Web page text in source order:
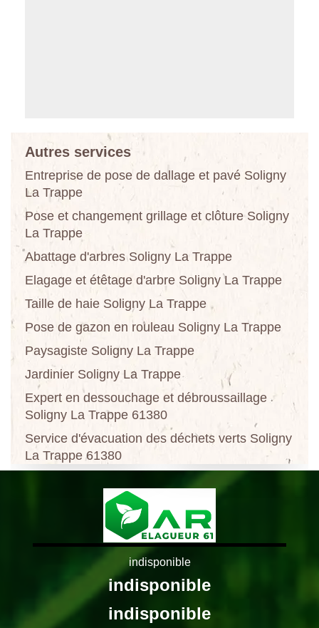
Autres services
Entreprise de pose de dallage et pavé Soligny
La Trappe
Pose et changement grillage et clôture Soligny
La Trappe
Abattage d'arbres Soligny La Trappe
Elagage et étêtage d'arbre Soligny La Trappe
Taille de haie Soligny La Trappe
Pose de gazon en rouleau Soligny La Trappe
Paysagiste Soligny La Trappe
Jardinier Soligny La Trappe
Expert en dessouchage et débroussaillage
Soligny La Trappe 61380
Service d'évacuation des déchets verts Soligny
La Trappe 61380
indisponible
indisponible
indisponible